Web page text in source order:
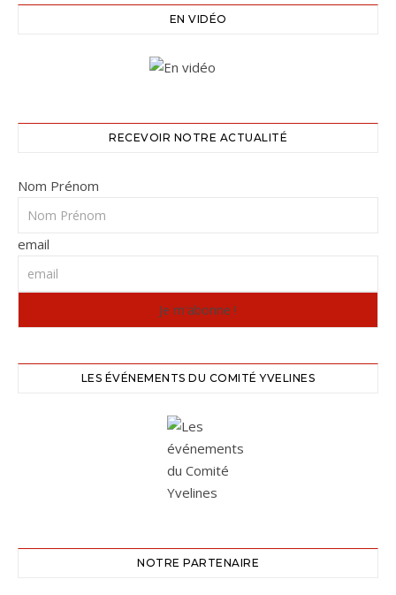
EN VIDÉO
RECEVOIR NOTRE ACTUALITÉ
Nom Prénom
email
LES ÉVÉNEMENTS DU COMITÉ YVELINES
NOTRE PARTENAIRE